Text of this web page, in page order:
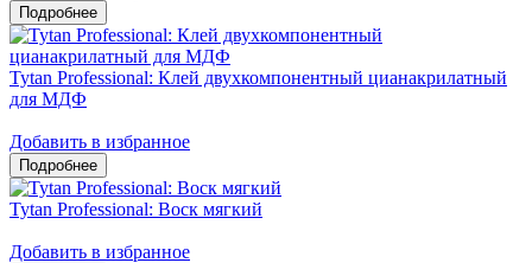
Tytan Professional: Клей двухкомпонентный цианакрилатный
для МДФ
Добавить в избранное
Tytan Professional: Воск мягкий
Добавить в избранное